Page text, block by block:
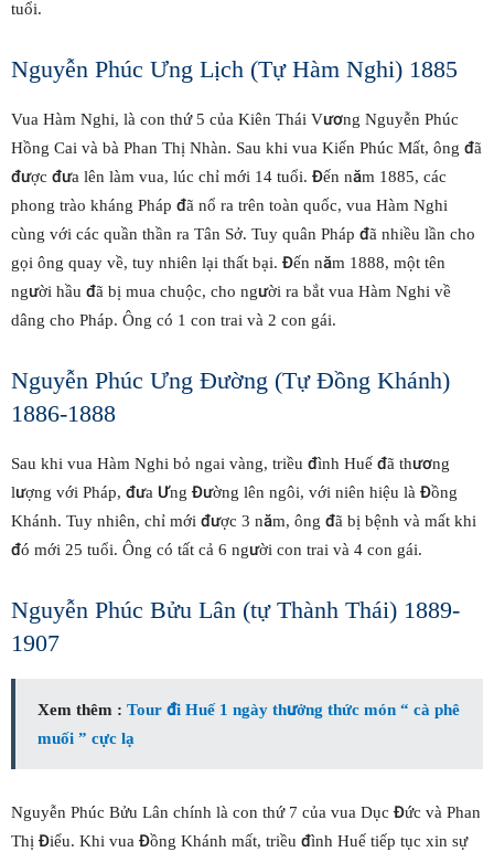
tuổi.
Nguyễn Phúc Ưng Lịch (Tự Hàm Nghi) 1885
Vua Hàm Nghi, là con thứ 5 của Kiên Thái Vương Nguyễn Phúc
Hồng Cai và bà Phan Thị Nhàn. Sau khi vua Kiến Phúc Mất, ông đã
được đưa lên làm vua, lúc chỉ mới 14 tuổi. Đến năm 1885, các
phong trào kháng Pháp đã nổ ra trên toàn quốc, vua Hàm Nghi
cùng với các quần thần ra Tân Sở. Tuy quân Pháp đã nhiều lần cho
gọi ông quay về, tuy nhiên lại thất bại. Đến năm 1888, một tên
người hầu đã bị mua chuộc, cho người ra bắt vua Hàm Nghi về
dâng cho Pháp. Ông có 1 con trai và 2 con gái.
Nguyễn Phúc Ưng Đường (Tự Đồng Khánh)
1886-1888
Sau khi vua Hàm Nghi bỏ ngai vàng, triều đình Huế đã thương
lượng với Pháp, đưa Ưng Đường lên ngôi, với niên hiệu là Đồng
Khánh. Tuy nhiên, chỉ mới được 3 năm, ông đã bị bệnh và mất khi
đó mới 25 tuổi. Ông có tất cả 6 người con trai và 4 con gái.
Nguyễn Phúc Bửu Lân (tự Thành Thái) 1889-
1907
Xem thêm : Tour đi Huế 1 ngày thưởng thức món “ cà phê
muối ” cực lạ
Nguyễn Phúc Bửu Lân chính là con thứ 7 của vua Dục Đức và Phan
Thị Điểu. Khi vua Đồng Khánh mất, triều đình Huế tiếp tục xin sự